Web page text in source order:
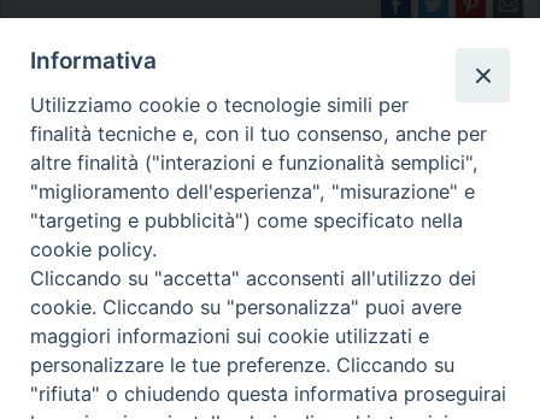
Diocesi di Melfi Rapolla Venosa
• Largo Duomo, 12 - 85025 MELFI (PZ) •
Tel. 0972238604
PEC ufficiale della Diocesi:
diocesi.melfi_rapolla_venosa@legalmail.it
Informativa
Utilizziamo cookie o tecnologie simili per
finalità tecniche e, con il tuo consenso, anche per
altre finalità ("interazioni e funzionalità semplici",
"miglioramento dell'esperienza", "misurazione" e
"targeting e pubblicità") come specificato nella
cookie policy.
Cliccando su "accetta" acconsenti all'utilizzo dei
cookie. Cliccando su "personalizza" puoi avere
maggiori informazioni sui cookie utilizzati e
personalizzare le tue preferenze. Cliccando su
"rifiuta" o chiudendo questa informativa proseguirai